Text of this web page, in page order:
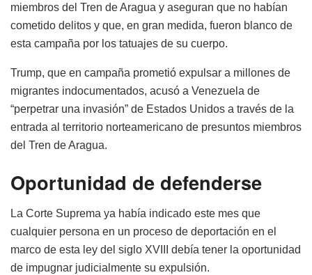
miembros del Tren de Aragua y aseguran que no habían
cometido delitos y que, en gran medida, fueron blanco de
esta campaña por los tatuajes de su cuerpo.
Trump, que en campaña prometió expulsar a millones de
migrantes indocumentados, acusó a Venezuela de
“perpetrar una invasión” de Estados Unidos a través de la
entrada al territorio norteamericano de presuntos miembros
del Tren de Aragua.
Oportunidad de defenderse
La Corte Suprema ya había indicado este mes que
cualquier persona en un proceso de deportación en el
marco de esta ley del siglo XVIII debía tener la oportunidad
de impugnar judicialmente su expulsión.